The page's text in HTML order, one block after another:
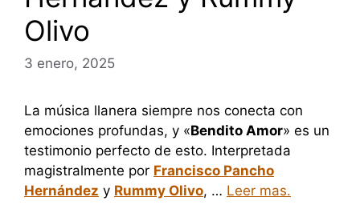
Olivo
3 enero, 2025
La música llanera siempre nos conecta con
emociones profundas, y «Bendito Amor» es un
testimonio perfecto de esto. Interpretada
magistralmente por Francisco Pancho
Hernández y Rummy Olivo, … Leer mas.